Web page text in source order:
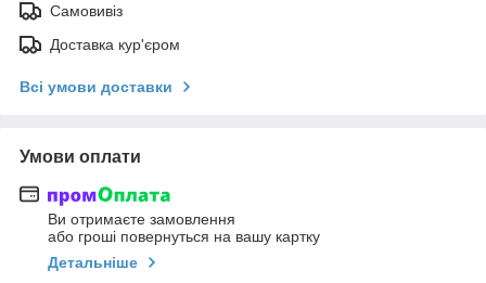
Самовивіз
Доставка кур'єром
Всі умови доставки
Умови оплати
Ви отримаєте замовлення
або гроші повернуться на вашу картку
Детальніше